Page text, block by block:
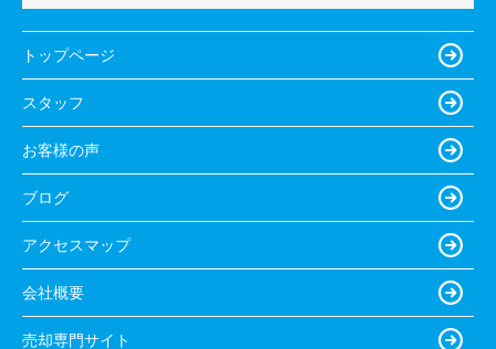
トップページ
スタッフ
お客様の声
ブログ
アクセスマップ
会社概要
売却専門サイト